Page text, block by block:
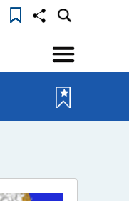
選
單